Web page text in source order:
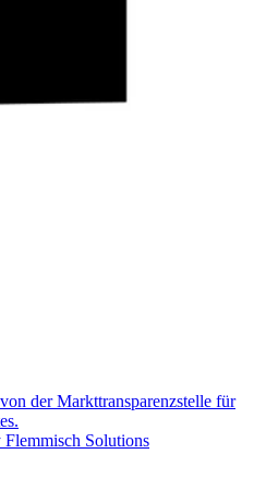
der Markttransparenzstelle für
Flemmisch Solutions